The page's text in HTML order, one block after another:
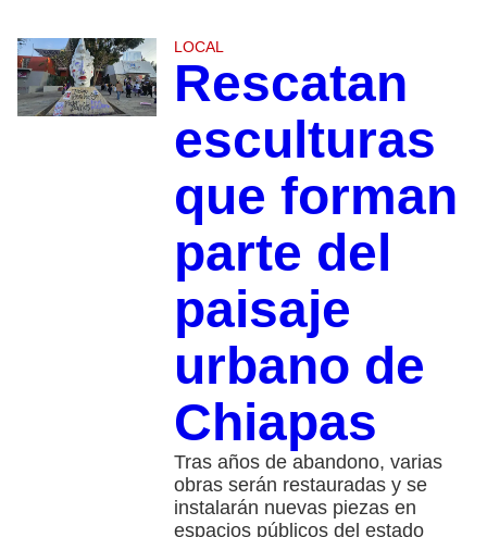
LOCAL
Rescatan
esculturas
que forman
parte del
paisaje
urbano de
Chiapas
Tras años de abandono, varias
obras serán restauradas y se
instalarán nuevas piezas en
espacios públicos del estado